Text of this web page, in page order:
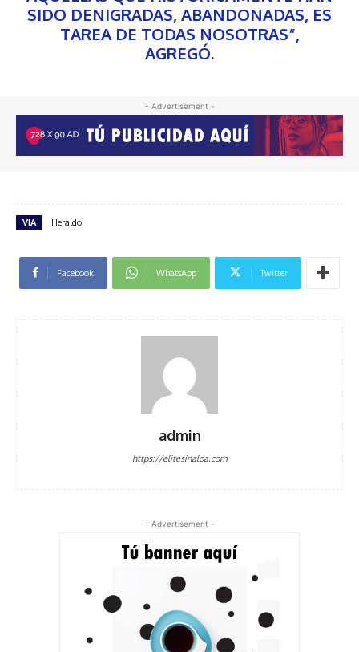
SIDO DENIGRADAS, ABANDONADAS, ES
TAREA DE TODAS NOSOTRAS”,
AGREGÓ.
- Advertisement -
VIA Heraldo
Facebook WhatsApp Twitter
admin
https://elitesinaloa.com
- Advertisement -